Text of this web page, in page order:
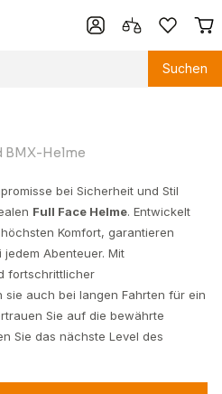
Suchen
BMX-Helme
bei Sicherheit und Stil
Full Face Helme. Entwickelt
Komfort, garantieren
Abenteuer. Mit
fortschrittlicher
auch bei langen Fahrten für ein
Sie auf die bewährte
Sie das nächste Level des